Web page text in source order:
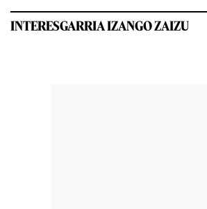
INTERESGARRIA IZANGO ZAIZU